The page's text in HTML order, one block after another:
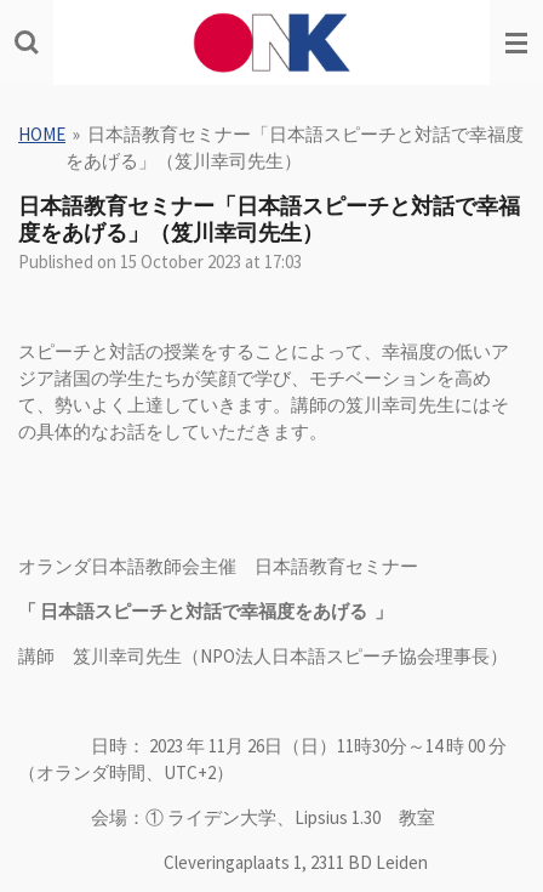
to
HOME » 日本語教育セミナー「日本語スピーチと対話で幸福度
をあげる」（笈川幸司先生）
日本語教育セミナー「日本語スピーチと対話で幸福
度をあげる」（笈川幸司先生）
Published on 15 October 2023 at 17:03
スピーチと対話の授業をすることによって、幸福度の低いア
ジア諸国の学生たちが笑顔で学び、モチベーションを高め
て、勢いよく上達していきます。講師の笈川幸司先生にはそ
の具体的なお話をしていただきます。
オランダ日本語教師会主催 日本語教育セミナー
「 日本語スピーチと対話で幸福度をあげる 」
講師 笈川幸司先生（NPO法人日本語スピーチ協会理事長）
日時： 2023 年 11月 26日（日）11時30分～14 時 00 分
（オランダ時間、UTC+2）
会場：① ライデン大学、Lipsius 1.30 教室
Cleveringaplaats 1, 2311 BD Leiden